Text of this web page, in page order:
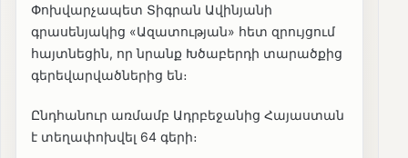
Փոխվարչապետ Տիգրան Ավինյանի
գրասենյակից «Ազատության» հետ զրույցում
հայտնեցին, որ նրանք Խծաբերդի տարածքից
գերեվարվածներից են։
Ընդհանուր առմամբ Ադրբեջանից Հայաստան
է տեղափոխվել 64 գերի։